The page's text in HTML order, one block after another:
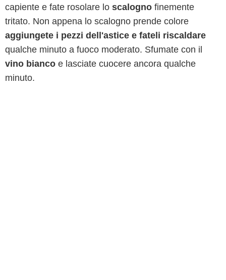
capiente e fate rosolare lo scalogno finemente
tritato. Non appena lo scalogno prende colore
aggiungete i pezzi dell'astice e fateli riscaldare
qualche minuto a fuoco moderato. Sfumate con il
vino bianco e lasciate cuocere ancora qualche
minuto.